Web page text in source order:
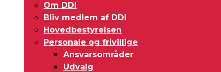
Om DDI
Bliv medlem af DDI
Hovedbestyrelsen
Personale og frivillige
Ansvarsområder
Udvalg